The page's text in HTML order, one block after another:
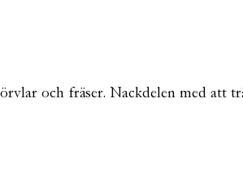
och fräser. Nackdelen med att